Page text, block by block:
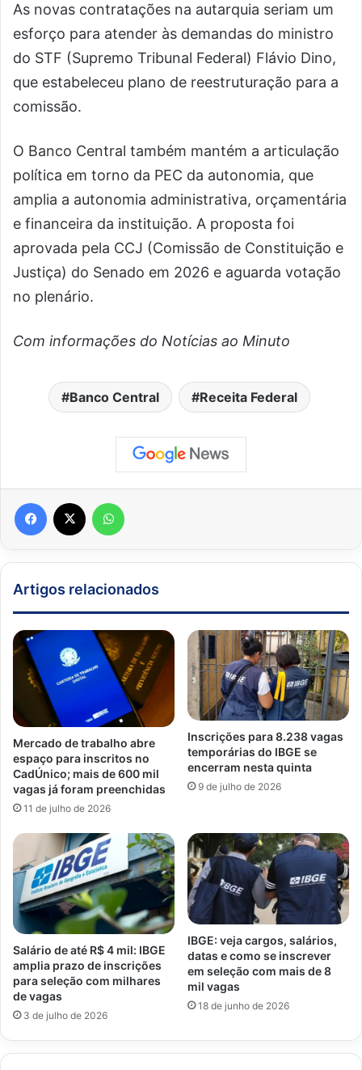
As novas contratações na autarquia seriam um
esforço para atender às demandas do ministro
do STF (Supremo Tribunal Federal) Flávio Dino,
que estabeleceu plano de reestruturação para a
comissão.
O Banco Central também mantém a articulação
política em torno da PEC da autonomia, que
amplia a autonomia administrativa, orçamentária
e financeira da instituição. A proposta foi
aprovada pela CCJ (Comissão de Constituição e
Justiça) do Senado em 2026 e aguarda votação
no plenário.
Com informações do Notícias ao Minuto
Banco Central Receita Federal
Facebook
Artigos relacionados
Mercado de trabalho abre
espaço para inscritos no
CadÚnico; mais de 600 mil
vagas já foram preenchidas
11 de julho de 2026
Inscrições para 8.238 vagas
temporárias do IBGE se
encerram nesta quinta
9 de julho de 2026
Salário de até R$ 4 mil: IBGE
amplia prazo de inscrições
para seleção com milhares
de vagas
3 de julho de 2026
IBGE: veja cargos, salários,
datas e como se inscrever
em seleção com mais de 8
mil vagas
18 de junho de 2026